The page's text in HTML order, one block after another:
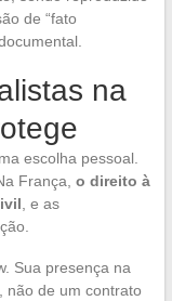
de “fato
na
escolha pessoal.
França, o direito à
, e as
Sua presença na
não de um contrato